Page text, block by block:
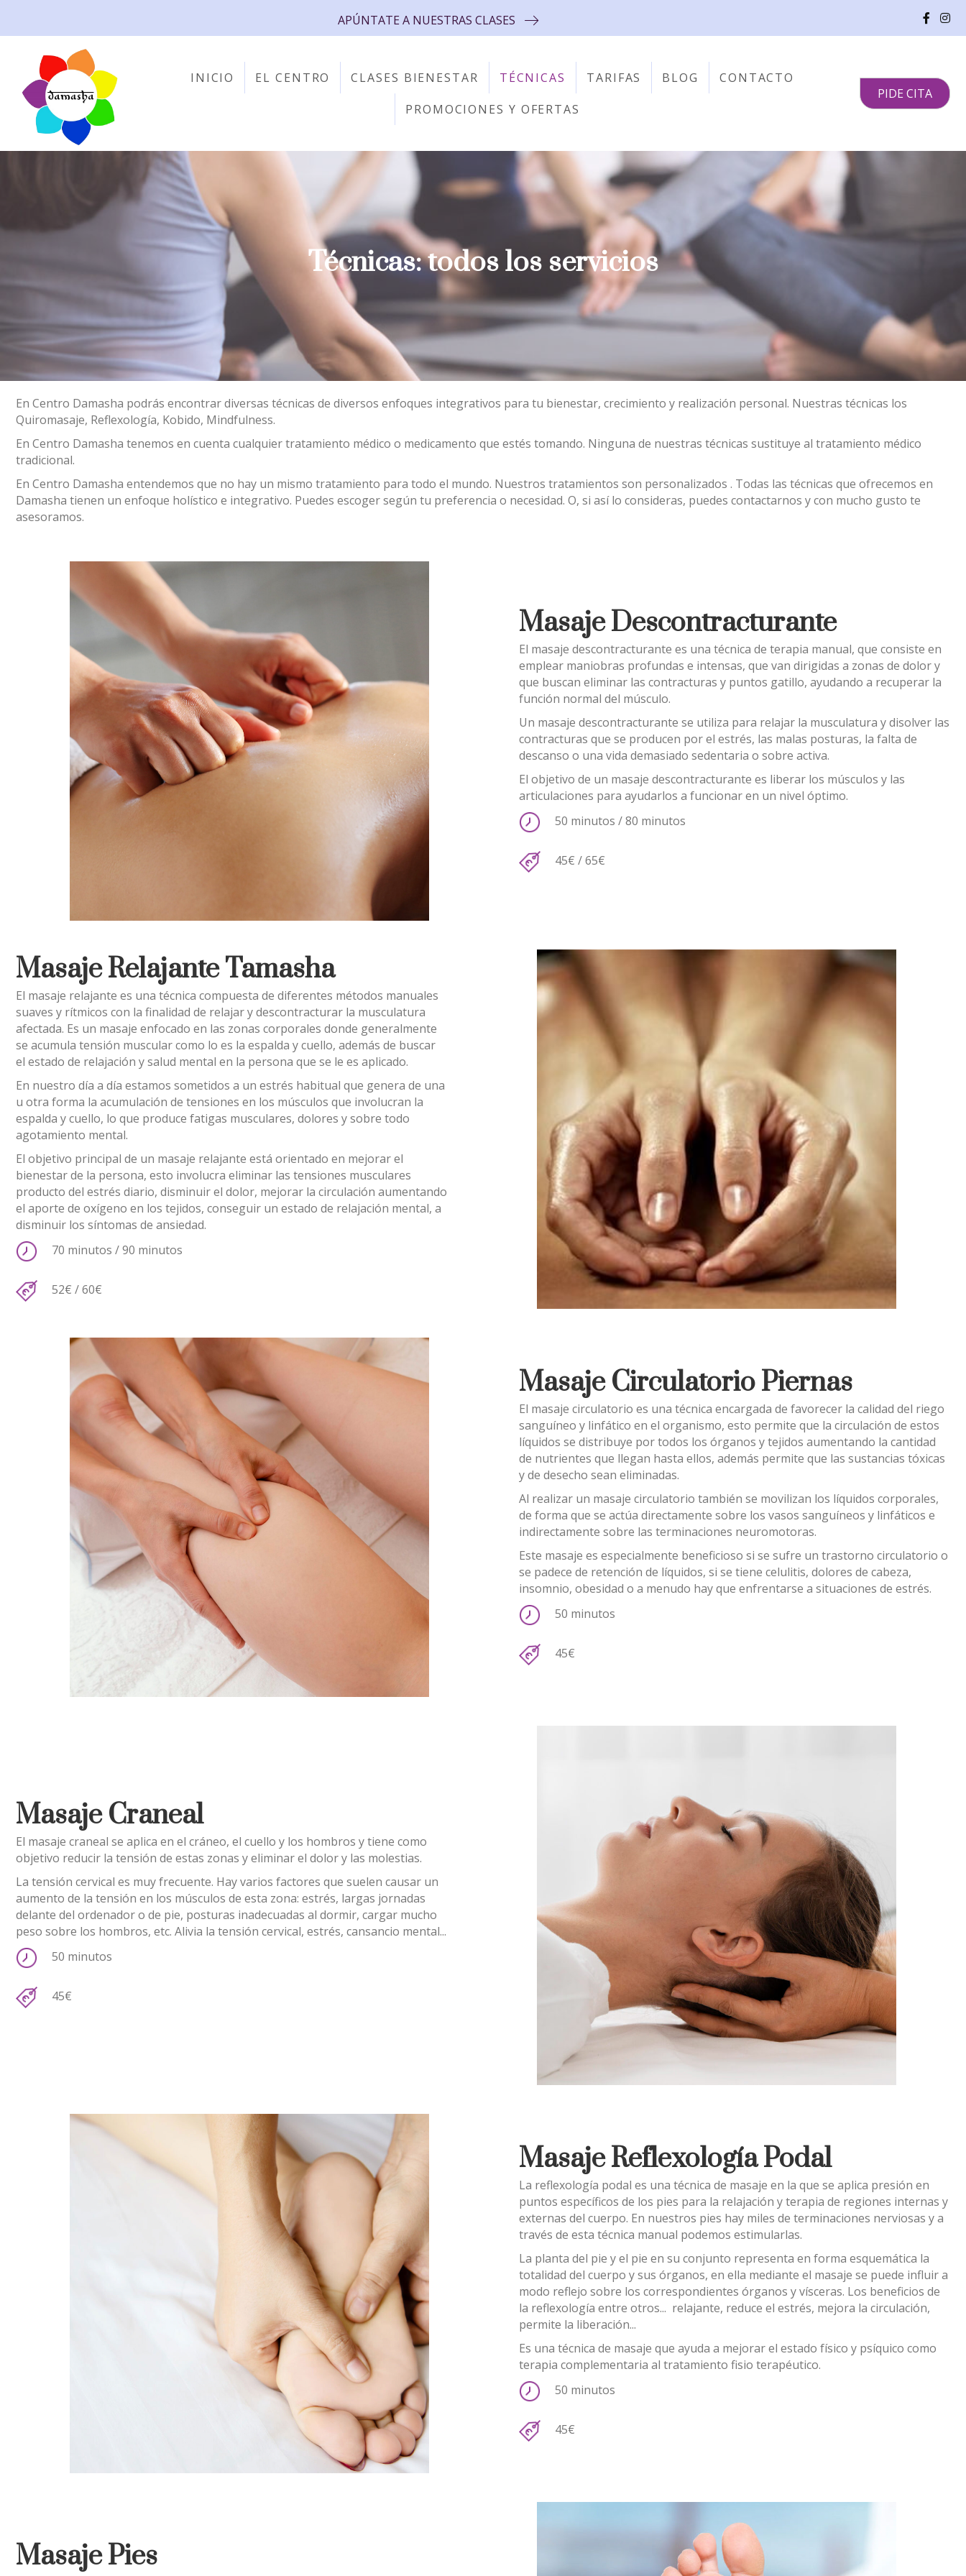
APÚNTATE A NUESTRAS CLASES
INICIO EL CENTRO CLASES BIENESTAR TÉCNICAS TARIFAS BLOG
CONTACTO
PROMOCIONES Y OFERTAS
PIDE CITA
Técnicas: todos los servicios
En Centro Damasha podrás encontrar diversas técnicas de diversos enfoques integrativos para tu bienestar, crecimiento y realización personal. Nuestras técnicas los
Quiromasaje, Reflexología, Kobido, Mindfulness.
En Centro Damasha tenemos en cuenta cualquier tratamiento médico o medicamento que estés tomando. Ninguna de nuestras técnicas sustituye al tratamiento médico
tradicional.
En Centro Damasha entendemos que no hay un mismo tratamiento para todo el mundo. Nuestros tratamientos son personalizados . Todas las técnicas que ofrecemos en
Damasha tienen un enfoque holístico e integrativo. Puedes escoger según tu preferencia o necesidad. O, si así lo consideras, puedes contactarnos y con mucho gusto te
asesoramos.
Masaje Descontracturante
El masaje descontracturante es una técnica de terapia manual, que consiste en
emplear maniobras profundas e intensas, que van dirigidas a zonas de dolor y
que buscan eliminar las contracturas y puntos gatillo, ayudando a recuperar la
función normal del músculo.
Un masaje descontracturante se utiliza para relajar la musculatura y disolver las
contracturas que se producen por el estrés, las malas posturas, la falta de
descanso o una vida demasiado sedentaria o sobre activa.
El objetivo de un masaje descontracturante es liberar los músculos y las
articulaciones para ayudarlos a funcionar en un nivel óptimo.
50 minutos / 80 minutos
45€ / 65€
Masaje Relajante Tamasha
El masaje relajante es una técnica compuesta de diferentes métodos manuales
suaves y rítmicos con la finalidad de relajar y descontracturar la musculatura
afectada. Es un masaje enfocado en las zonas corporales donde generalmente
se acumula tensión muscular como lo es la espalda y cuello, además de buscar
el estado de relajación y salud mental en la persona que se le es aplicado.
En nuestro día a día estamos sometidos a un estrés habitual que genera de una
u otra forma la acumulación de tensiones en los músculos que involucran la
espalda y cuello, lo que produce fatigas musculares, dolores y sobre todo
agotamiento mental.
El objetivo principal de un masaje relajante está orientado en mejorar el
bienestar de la persona, esto involucra eliminar las tensiones musculares
producto del estrés diario, disminuir el dolor, mejorar la circulación aumentando
el aporte de oxígeno en los tejidos, conseguir un estado de relajación mental, a
disminuir los síntomas de ansiedad.
70 minutos / 90 minutos
52€ / 60€
Masaje Circulatorio Piernas
El masaje circulatorio es una técnica encargada de favorecer la calidad del riego
sanguíneo y linfático en el organismo, esto permite que la circulación de estos
líquidos se distribuye por todos los órganos y tejidos aumentando la cantidad
de nutrientes que llegan hasta ellos, además permite que las sustancias tóxicas
y de desecho sean eliminadas.
Al realizar un masaje circulatorio también se movilizan los líquidos corporales,
de forma que se actúa directamente sobre los vasos sanguíneos y linfáticos e
indirectamente sobre las terminaciones neuromotoras.
Este masaje es especialmente beneficioso si se sufre un trastorno circulatorio o
se padece de retención de líquidos, si se tiene celulitis, dolores de cabeza,
insomnio, obesidad o a menudo hay que enfrentarse a situaciones de estrés.
50 minutos
45€
Masaje Craneal
El masaje craneal se aplica en el cráneo, el cuello y los hombros y tiene como
objetivo reducir la tensión de estas zonas y eliminar el dolor y las molestias.
La tensión cervical es muy frecuente. Hay varios factores que suelen causar un
aumento de la tensión en los músculos de esta zona: estrés, largas jornadas
delante del ordenador o de pie, posturas inadecuadas al dormir, cargar mucho
peso sobre los hombros, etc. Alivia la tensión cervical, estrés, cansancio mental...
50 minutos
45€
Masaje Reflexología Podal
La reflexología podal es una técnica de masaje en la que se aplica presión en
puntos específicos de los pies para la relajación y terapia de regiones internas y
externas del cuerpo. En nuestros pies hay miles de terminaciones nerviosas y a
través de esta técnica manual podemos estimularlas.
La planta del pie y el pie en su conjunto representa en forma esquemática la
totalidad del cuerpo y sus órganos, en ella mediante el masaje se puede influir a
modo reflejo sobre los correspondientes órganos y vísceras. Los beneficios de
la reflexología entre otros... relajante, reduce el estrés, mejora la circulación,
permite la liberación...
Es una técnica de masaje que ayuda a mejorar el estado físico y psíquico como
terapia complementaria al tratamiento fisio terapéutico.
50 minutos
45€
Masaje Pies